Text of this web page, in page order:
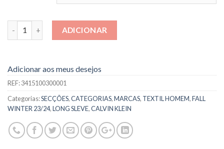
Quantidade ADICIONAR
Adicionar aos meus desejos
REF:3415100300001
Categorias:SECÇÕES,CATEGORIAS,MARCAS, TEXTIL HOMEM,FALL
WINTER 23/24,LONG SLEVE,CALVIN KLEIN